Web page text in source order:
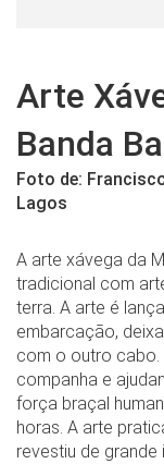
Arte
Banda
Foto de:
Lagos
A arte xávega da
tradicional com
terra. A arte é
embarcação,
com o outro cabo.
companha e
força braçal
horas. A arte
revestiu de